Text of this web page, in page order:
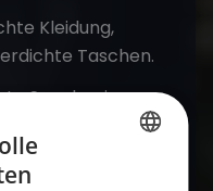
Kleidung,
Taschen.
Segelreviere
daher lohnt sich